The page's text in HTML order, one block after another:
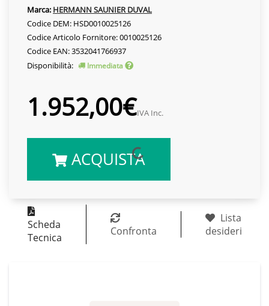
Marca: HERMANN SAUNIER DUVAL
Codice DEM: HSD0010025126
Codice Articolo Fornitore: 0010025126
Codice EAN: 3532041766937
Disponibilità:
Immediata
1.952,00€IVA Inc.
ACQUISTA
Scheda
Tecnica
Confronta
Lista
desideri